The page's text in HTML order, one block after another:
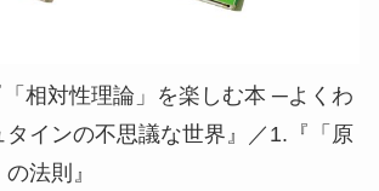
「相対性理論」を楽しむ本 ─よくわ
タインの不思議な世界』／1.『「原
法則』